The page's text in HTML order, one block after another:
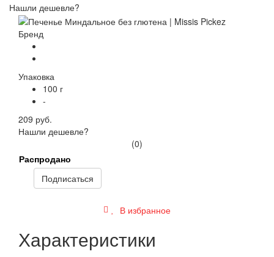
Нашли дешевле?
Бренд
Упаковка
100 г
-
209 руб.
Нашли дешевле?
(0)
Распродано
Подписаться
В избранное
Характеристики